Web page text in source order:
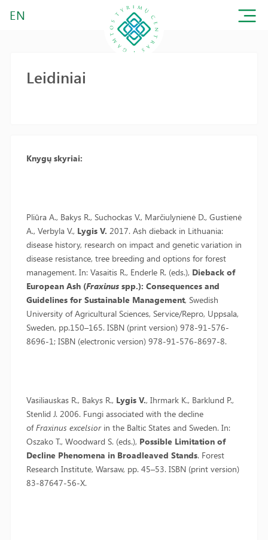
EN
Leidiniai
Knygų skyriai:
Pliūra A., Bakys R., Suchockas V., Marčiulynienė D., Gustienė
A., Verbyla V., Lygis V. 2017. Ash dieback in Lithuania:
disease history, research on impact and genetic variation in
disease resistance, tree breeding and options for forest
management. In: Vasaitis R., Enderle R. (eds.), Dieback of
European Ash (Fraxinus spp.): Consequences and
Guidelines for Sustainable Management, Swedish
University of Agricultural Sciences, Service/Repro, Uppsala,
Sweden, pp.150–165. ISBN (print version) 978-91-576-
8696-1; ISBN (electronic version) 978-91-576-8697-8.
Vasiliauskas R., Bakys R., Lygis V., Ihrmark K., Barklund P.,
Stenlid J. 2006. Fungi associated with the decline
ofFraxinus excelsiorin the Baltic States and Sweden. In:
Oszako T., Woodward S. (eds.), Possible Limitation of
Decline Phenomena in Broadleaved Stands. Forest
Research Institute, Warsaw, pp. 45–53. ISBN (print version)
83-87647-56-X.